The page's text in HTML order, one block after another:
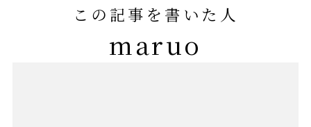
この記事を書いた人
maruo